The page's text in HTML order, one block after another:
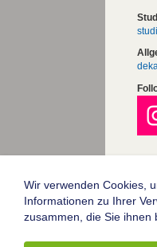
Wir verwenden Cookies,
Informationen zu Ihrer
zusammen, die Sie ihnen